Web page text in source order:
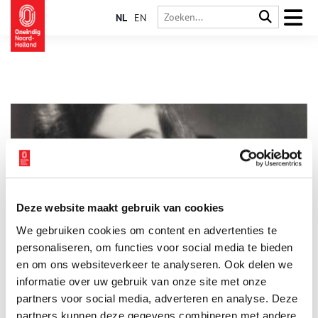
Deze website maakt gebruik van cookies
We gebruiken cookies om content en advertenties te
personaliseren, om functies voor social media te bieden
en om ons websiteverkeer te analyseren. Ook delen we
informatie over uw gebruik van onze site met onze
partners voor social media, adverteren en analyse. Deze
partners kunnen deze gegevens combineren met andere
NL EN
Bosmans
Ook vrouwen componeren. Enkele bekende Nederlandse
vrouwelijke componisten zijn Anne-Maartje Lemereis, Calliope
Tsoupaki (beide Componist des Vaderlands) en Christina Viola
Oorebeek. Maar ook Caroline Berkenbosch, Lavinia Meijer,
Mathilde Wantenaar of Sarah Neutkens. En er zijn nog zo veel
meer namen. Wat een positieve ontwikkeling is, is dat er ook